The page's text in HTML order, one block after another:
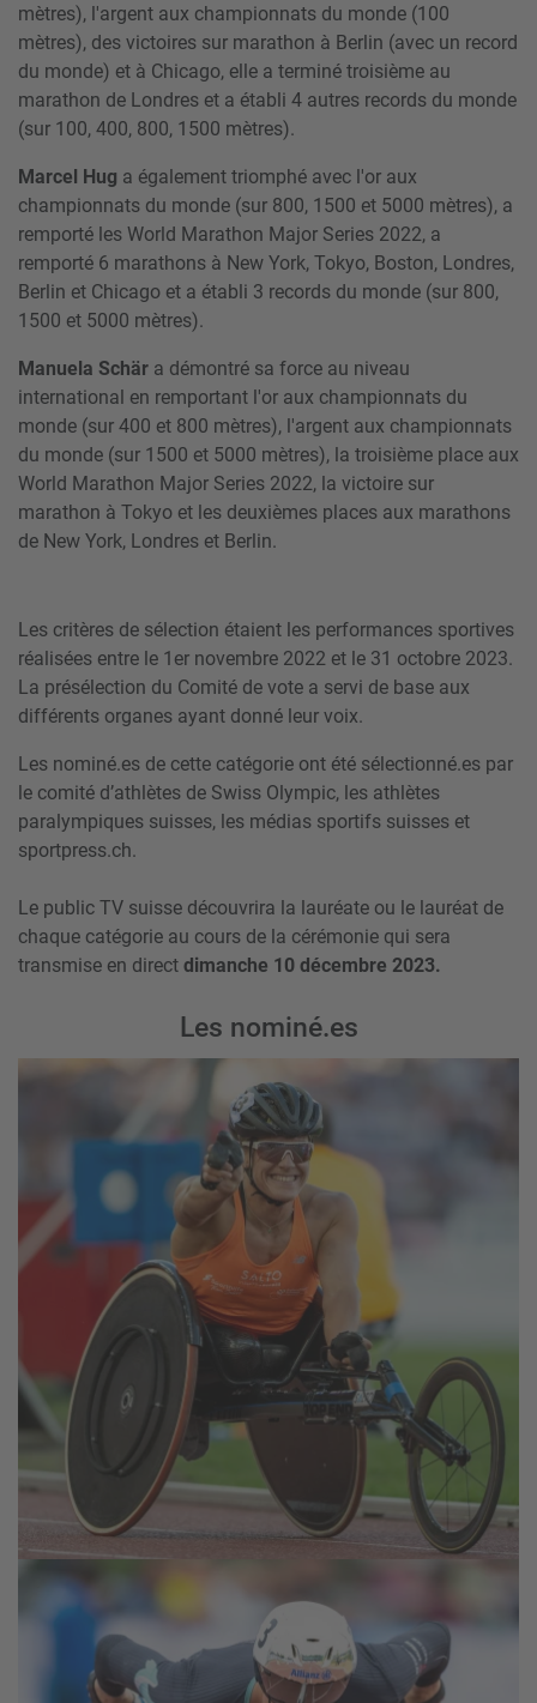
mètres), l'argent aux championnats du monde (100
mètres), des victoires sur marathon à Berlin (avec un record
du monde) et à Chicago, elle a terminé troisième au
marathon de Londres et a établi 4 autres records du monde
(sur 100, 400, 800, 1500 mètres).
Marcel Hug a également triomphé avec l'or aux
championnats du monde (sur 800, 1500 et 5000 mètres), a
remporté les World Marathon Major Series 2022, a
remporté 6 marathons à New York, Tokyo, Boston, Londres,
Berlin et Chicago et a établi 3 records du monde (sur 800,
1500 et 5000 mètres).
Manuela Schär a démontré sa force au niveau
international en remportant l'or aux championnats du
monde (sur 400 et 800 mètres), l'argent aux championnats
du monde (sur 1500 et 5000 mètres), la troisième place aux
World Marathon Major Series 2022, la victoire sur
marathon à Tokyo et les deuxièmes places aux marathons
de New York, Londres et Berlin.
Les critères de sélection étaient les performances sportives
réalisées entre le 1er novembre 2022 et le 31 octobre 2023.
La présélection du Comité de vote a servi de base aux
différents organes ayant donné leur voix.
Les nominé.es de cette catégorie ont été sélectionné.es par
le comité d’athlètes de Swiss Olympic, les athlètes
paralympiques suisses, les médias sportifs suisses et
sportpress.ch.
Le public TV suisse découvrira la lauréate ou le lauréat de
chaque catégorie au cours de la cérémonie qui sera
transmise en direct dimanche 10 décembre 2023.
Les nominé.es